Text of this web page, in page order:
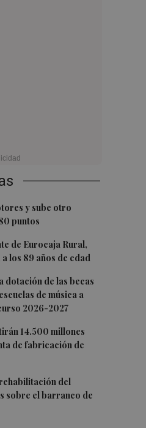
y sube otro
puntos
de Eurocaja Rural,
los 89 años de edad
dotación de las becas
de música a
2026-2027
14.500 millones
de fabricación de
del
sobre el barranco de